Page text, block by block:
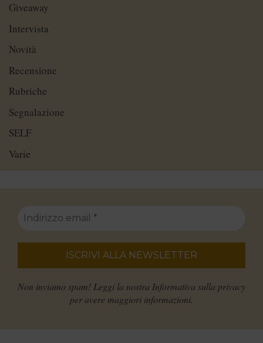
Giveaway
Intervista
Novità
Recensione
Rubriche
Segnalazione
SELF
Varie
Non inviamo spam! Leggi la nostra Informativa sulla privacy
per avere maggiori informazioni.